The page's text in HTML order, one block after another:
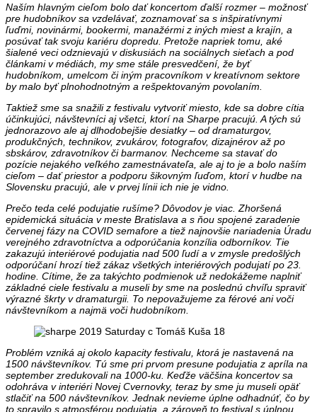
Naším hlavným cieľom bolo dať koncertom ďalší rozmer – možnosť
pre hudobníkov sa vzdelávať, zoznamovať sa s inšpiratívnymi
ľuďmi, novinármi, bookermi, manažérmi z iných miest a krajín, a
posúvať tak svoju kariéru dopredu. Pretože napriek tomu, aké
šialené veci odznievajú v diskusiách na sociálnych sieťach a pod
článkami v médiách, my sme stále presvedčení, že byť
hudobníkom, umelcom či iným pracovníkom v kreatívnom sektore
by malo byť plnohodnotným a rešpektovaným povolaním.
Taktiež sme sa snažili z festivalu vytvoriť miesto, kde sa dobre cítia
účinkujúci, návštevníci aj všetci, ktorí na Sharpe pracujú. A tých sú
jednorazovo ale aj dlhodobejšie desiatky – od dramaturgov,
produkčných, technikov, zvukárov, fotografov, dizajnérov až po
sbskárov, zdravotníkov či barmanov. Nechceme sa stavať do
pozície nejakého veľkého zamestnávateľa, ale aj to je a bolo naším
cieľom – dať priestor a podporu šikovným ľuďom, ktorí v hudbe na
Slovensku pracujú, ale v prvej línii ich nie je vidno.
Prečo teda celé podujatie rušíme? Dôvodov je viac. Zhoršená
epidemická situácia v meste Bratislava a s ňou spojené zaradenie
červenej fázy na COVID semafore a tiež najnovšie nariadenia Úradu
verejného zdravotníctva a odporúčania konzília odborníkov. Tie
zakazujú interiérové podujatia nad 500 ľudí a v zmysle predošlých
odporúčaní hrozí tiež zákaz všetkých interiérových podujatí po 23.
hodine. Cítime, že za takýchto podmienok už nedokážeme naplniť
základné ciele festivalu a museli by sme na poslednú chvíľu spraviť
výrazné škrty v dramaturgii. To nepovažujeme za férové ani voči
návštevníkom a najmä voči hudobníkom.
Problém vzniká aj okolo kapacity festivalu, ktorá je nastavená na
1500 návštevníkov. Tú sme pri prvom presune podujatia z apríla na
september zredukovali na 1000-ku. Keďže väčšina koncertov sa
odohráva v interiéri Novej Cvernovky, teraz by sme ju museli opäť
stlačiť na 500 návštevníkov. Jednak nevieme úplne odhadnúť, čo by
to spravilo s atmosférou podujatia, a zároveň to festival s úplnou